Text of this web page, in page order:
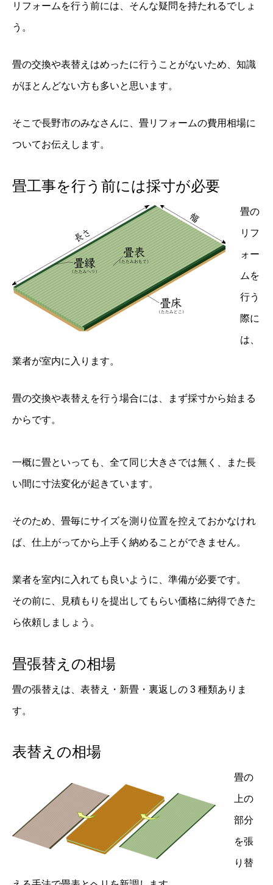
リフォームを行う前には、そんな疑問を持たれるでしょ
う。
畳の交換や表替えはめったに行うことがないため、知識
がほとんどない方も多いと思います。
そこで長野市のみなさんに、畳リフォームの費用相場に
ついてお伝えします。
畳工事を行う前には採寸が必要
畳の
リフ
ォー
ムを
行う
際に
は、
業者が室内に入ります。
畳の交換や表替えを行う場合には、まず採寸から始まる
からです。
一概に畳といっても、全て同じ大きさでは無く、また長
い間に寸法変化が起きています。
そのため、畳毎にサイズを測り位置を控えておかなけれ
ば、仕上がってから上手く納めることができません。
業者を室内に入れても良いように、準備が必要です。
その前に、見積もりを提出してもらい価格に納得できた
ら依頼しましょう。
畳張替えの相場
畳の張替えは、表替え・新畳・裏返しの 3 種類ありま
す。
表替えの相場
畳の
上の
部分
を張
り替